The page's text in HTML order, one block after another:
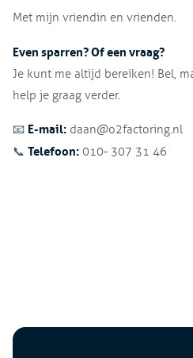
Met mijn vriendin en vrienden.
Even sparren? Of een vraag?
Je kunt me altijd bereiken! Bel,
help je graag verder.
📧 E-mail: daan@o2factoring.nl
📞 Telefoon: 010- 307 31 46